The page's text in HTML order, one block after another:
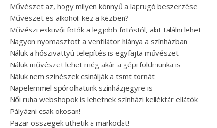
Művészet az, hogy milyen könnyű a laprugó beszerzése
Művészet és alkohol: kéz a kézben?
Művészi esküvői fotók a legjobb fotóstól, akit találni lehet
Nagyon nyomasztott a ventilátor hiánya a színházban
Náluk a hőszivattyú telepítés is egyfajta művészet
Náluk művészet lehet még akár a gépi földmunka is
Náluk nem színészek csinálják a tsmt tornát
Napelemmel spórolhatunk színházjegyre is
Női ruha webshopok is lehetnek színházi kelléktár ellátók
Pályázni csak okosan!
Pazar összegek üthetik a markodat!